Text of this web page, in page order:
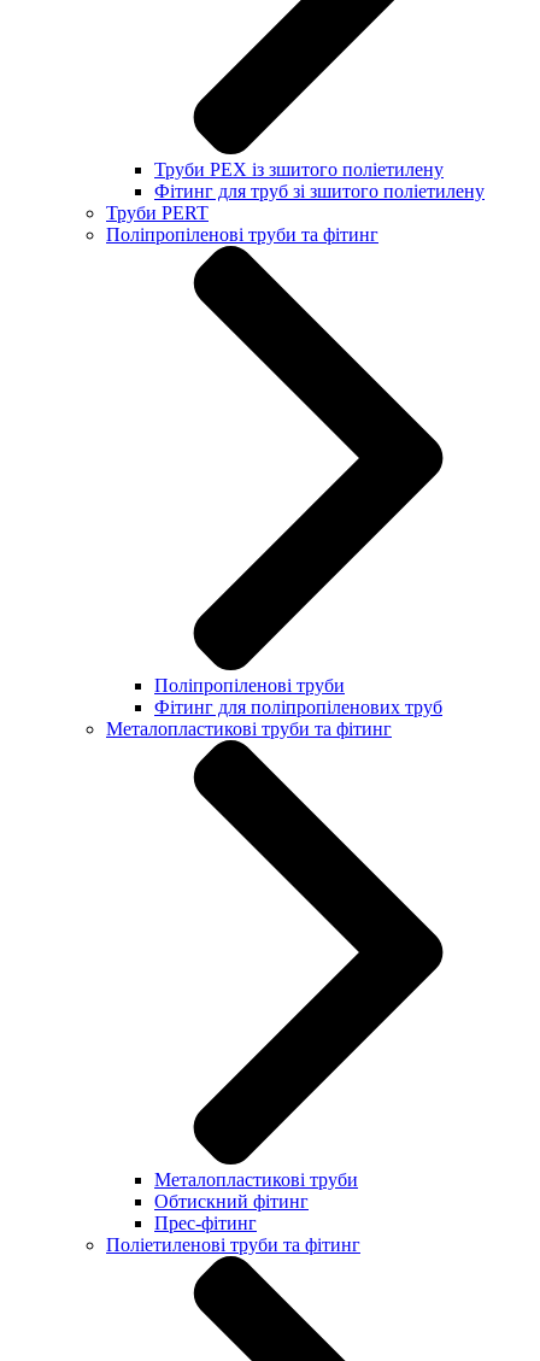
Труби PEX із зшитого поліетилену
Фітинг для труб зі зшитого поліетилену
Труби PERT
Поліпропіленові труби та фітинг
Поліпропіленові труби
Фітинг для поліпропіленових труб
Металопластикові труби та фітинг
Металопластикові труби
Обтискний фітинг
Прес-фітинг
Поліетиленові труби та фітинг